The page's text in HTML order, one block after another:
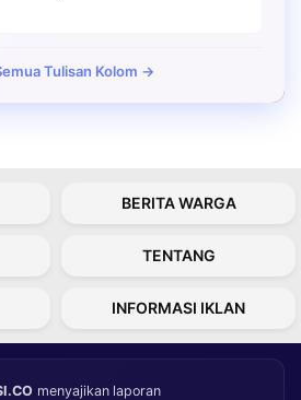
Tulisan Kolom →
BERITA WARGA
TENTANG
INFORMASI IKLAN
menyajikan laporan